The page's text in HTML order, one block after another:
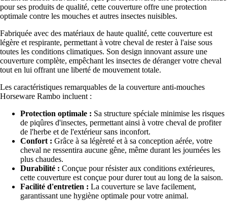
pour ses produits de qualité, cette couverture offre une protection
optimale contre les mouches et autres insectes nuisibles.
Fabriquée avec des matériaux de haute qualité, cette couverture est
légère et respirante, permettant à votre cheval de rester à l'aise sous
toutes les conditions climatiques. Son design innovant assure une
couverture complète, empêchant les insectes de déranger votre cheval
tout en lui offrant une liberté de mouvement totale.
Les caractéristiques remarquables de la couverture anti-mouches
Horseware Rambo incluent :
Protection optimale : Sa structure spéciale minimise les risques
de piqûres d'insectes, permettant ainsi à votre cheval de profiter
de l'herbe et de l'extérieur sans inconfort.
Confort : Grâce à sa légèreté et à sa conception aérée, votre
cheval ne ressentira aucune gêne, même durant les journées les
plus chaudes.
Durabilité : Conçue pour résister aux conditions extérieures,
cette couverture est conçue pour durer tout au long de la saison.
Facilité d'entretien : La couverture se lave facilement,
garantissant une hygiène optimale pour votre animal.